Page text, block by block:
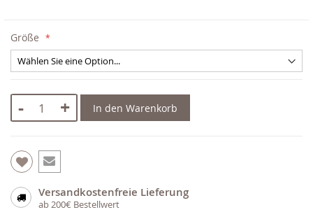
Größe
- + In den Warenkorb
Versandkostenfreie Lieferung
ab 200€ Bestellwert